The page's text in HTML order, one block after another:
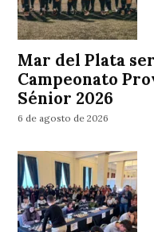
Mar del Plata
Campeonato
Sénior 2026
6 de agosto de 2026